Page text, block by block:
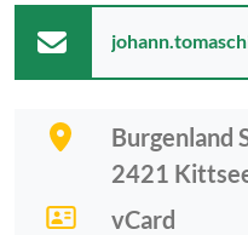
Burgenland
2421
vCard